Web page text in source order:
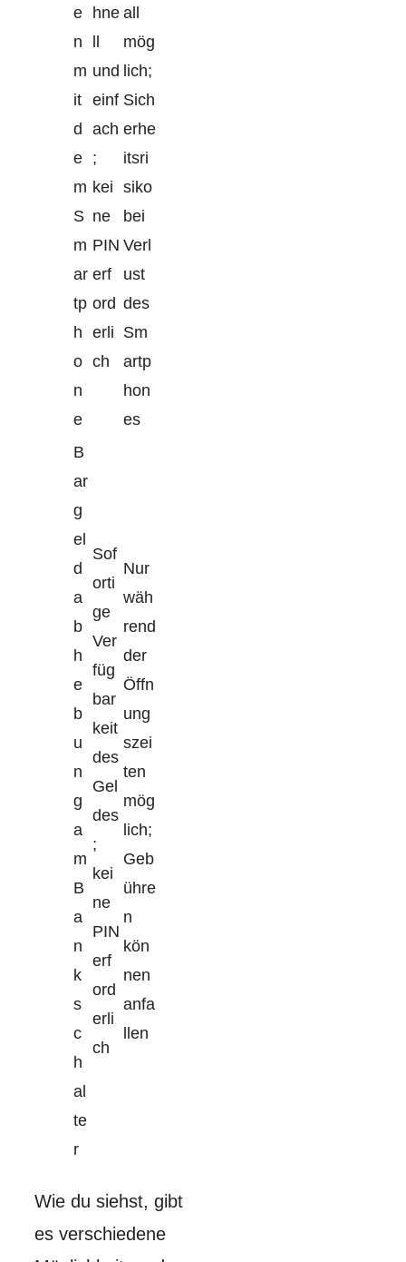
e
n
m
it
d
e
m
S
m
ar
tp
h
o
n
e
hne
und
einf
ach
;
kei
ne
PIN
erf
ord
erli
ch
all
mög
lich;
Sich
erhe
itsri
siko
bei
Verl
ust
des
Sm
artp
hon
es
B
ar
g
el
d
a
b
h
e
b
u
n
g
a
m
B
a
n
k
s
c
h
al
te
r
Sof
orti
ge
Ver
füg
bar
keit
des
Gel
des
;
kei
ne
PIN
erf
ord
erli
ch
Nur
wäh
rend
der
Öffn
ung
szei
ten
mög
lich;
Geb
ühre
n
kön
nen
anfa
llen
Wie du siehst, gibt
es verschiedene